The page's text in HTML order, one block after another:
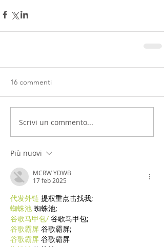
16 commenti
Scrivi un commento...
Più nuovi
MCRW YDWB
17 feb 2025
代发外链 提权重点击找我;
蜘蛛池 蜘蛛池;
谷歌马甲包/ 谷歌马甲包;
谷歌霸屏 谷歌霸屏;
谷歌霸屏 谷歌霸屏